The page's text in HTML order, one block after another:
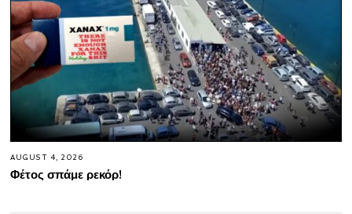
AUGUST 4, 2026
Φέτος σπάμε ρεκόρ!